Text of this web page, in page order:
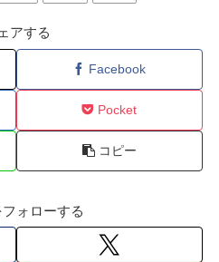
アする
Facebook
Pocket
コピー
ォローする